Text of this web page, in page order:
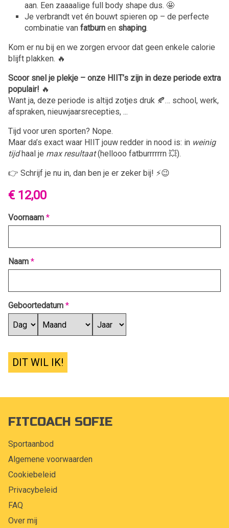
aan. Een zaaaalige full body shape dus. 🤩
Je verbrandt vet én bouwt spieren op – de perfecte
combinatie van fatburn en shaping.
Kom er nu bij en we zorgen ervoor dat geen enkele calorie
blijft plakken. 🔥
Scoor snel je plekje – onze HIIT’s zijn in deze periode extra
populair! 🔥
Want ja, deze periode is altijd zotjes druk 🍂… school, werk,
afspraken, nieuwjaarsrecepties, ...
Tijd voor uren sporten? Nope.
Maar da’s exact waar HIIT jouw redder in nood is: in weinig
tijdhaal je max resultaat(hellooo fatburrrrrrn 💥).
👉 Schrijf je nu in, dan ben je er zeker bij! ⚡😉
€ 12,00
Voornaam *
Naam *
Geboortedatum *
DIT WIL IK!
FITCOACH SOFIE
Sportaanbod
Algemene voorwaarden
Cookiebeleid
Privacybeleid
FAQ
Over mij